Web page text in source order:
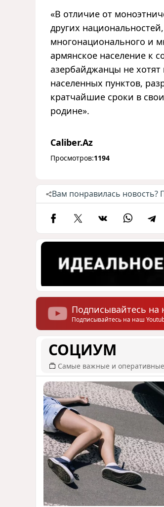
«В отличие от
других
многонационального и
армянское население к
азербайджанцы не хотят
населенных пунктов,
кратчайшие сроки в
родине».
Caliber.Az
Просмотров:1194
Вам понравилась новость?
Подписывайтесь на
Подписывайтесь на наш
СОЦИУМ
Самые важные и